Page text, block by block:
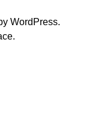
WordPress.
.